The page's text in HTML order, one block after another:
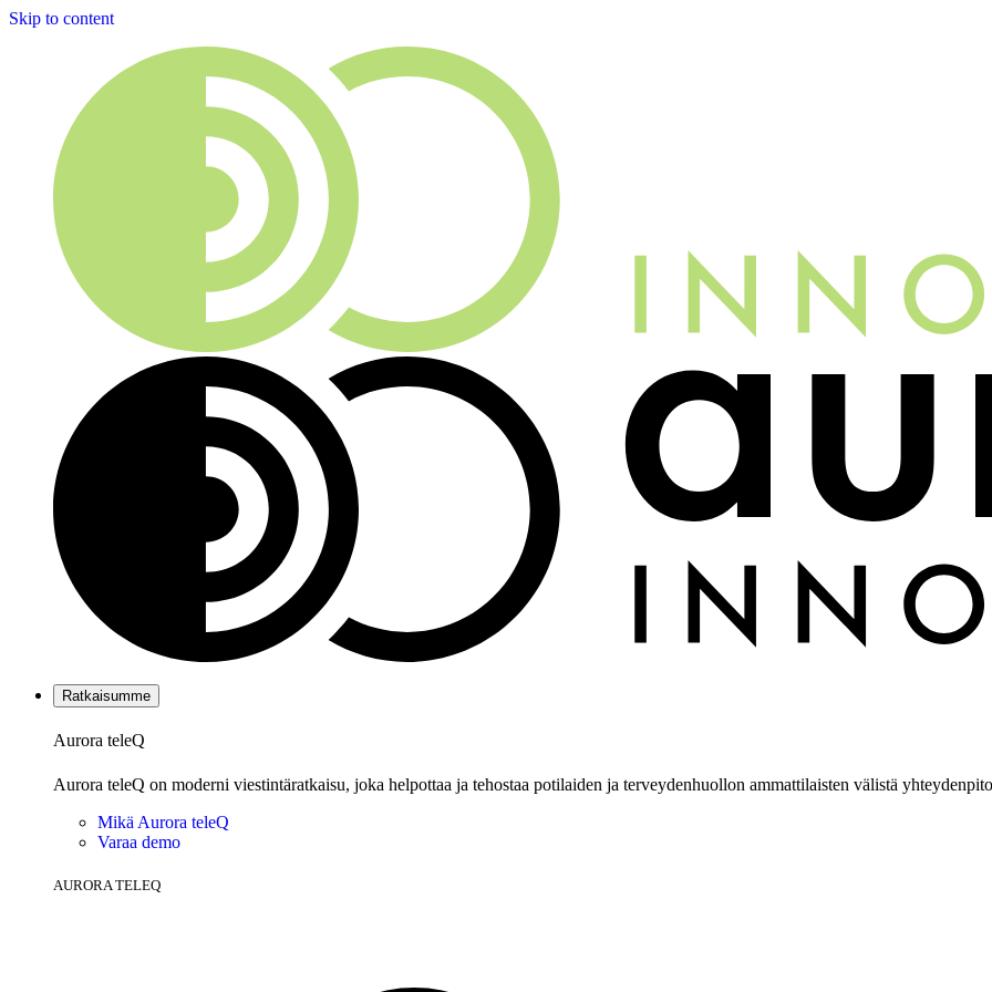
Skip to content
Ratkaisumme
Aurora teleQ
Aurora teleQ on moderni viestintäratkaisu, joka helpottaa ja tehostaa potilaiden ja terveydenhuollon ammattilaisten välistä
Mikä Aurora teleQ
Varaa demo
AURORA TELEQ